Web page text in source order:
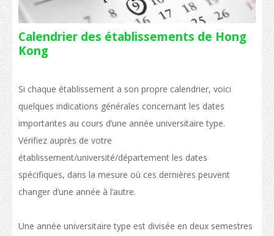
Bourses d’études
Stage et travail à temps partiel
Liste des programmes
Enseignement professionnel
Structure des qualifications
La politique de "Développer le statut de HK en tant que pôle international
d'éducation"
Calendrier des établissements de Hong
Kong
Si chaque établissement a son propre calendrier, voici
quelques indications générales concernant les dates
importantes au cours d’une année universitaire type.
Vérifiez auprès de votre
établissement/université/département les dates
spécifiques, dans la mesure où ces dernières peuvent
changer d’une année à l’autre.
Une année universitaire type est divisée en deux semestres